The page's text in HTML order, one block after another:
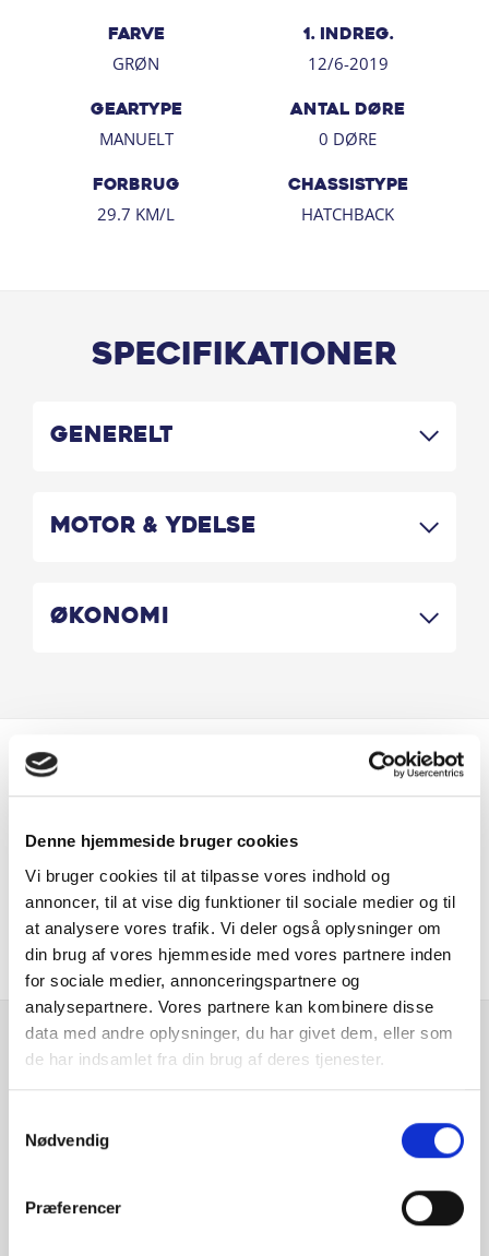
Denne hjemmeside bruger cookies
Vi bruger cookies til at tilpasse vores indhold og
annoncer, til at vise dig funktioner til sociale medier og til
at analysere vores trafik. Vi deler også oplysninger om
din brug af vores hjemmeside med vores partnere inden
for sociale medier, annonceringspartnere og
analysepartnere. Vores partnere kan kombinere disse
data med andre oplysninger, du har givet dem, eller som
de har indsamlet fra din brug af deres tjenester.
Nødvendig
Præferencer
FARVE
GRØN
1. INDREG.
12/6-2019
GEARTYPE
MANUELT
ANTAL DØRE
0 DØRE
FORBRUG
29.7 KM/L
CHASSISTYPE
HATCHBACK
Specifikationer
Generelt
Motor & Ydelse
Økonomi
Er du interesseret i
KONTAKT FORHANDLER
Se hvad vores
kunder siger